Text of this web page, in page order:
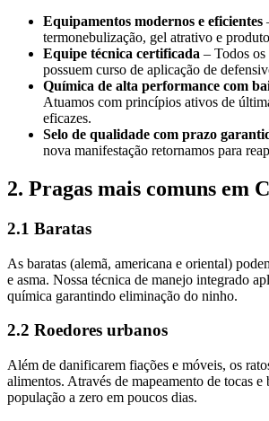
Equipamentos modernos e eficientes
termonebulização, gel atrativo e
Equipe técnica certificada – Todos os
possuem curso de aplicação de
Química de alta performance com
Atuamos com princípios ativos de
eficazes.
Selo de qualidade com prazo
nova manifestação retornamos para
2. Pragas mais comuns em
2.1 Baratas
As baratas (alemã, americana e oriental)
e asma. Nossa técnica de manejo integrado
química garantindo eliminação do ninho.
2.2 Roedores urbanos
Além de danificarem fiações e móveis, os
alimentos. Através de mapeamento de tocas
população a zero em poucos dias.